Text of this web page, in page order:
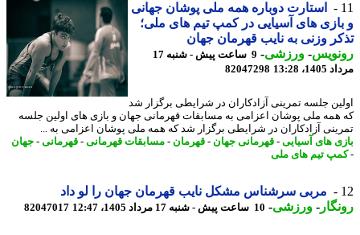
استارت دوباره همه ملی پوشان جهانی
های آسیایی در کمپ تیم های ملی؛
وزنی به نایب قهرمان جهان
-ورزشی-
9 ساعت پیش - شنبه 17
13:28
82047298
جلسه تمرینی آزادکاران در شرایطی برگزار شد
ملی پوشان اعزامی به مسابقات قهرمانی جهان و بازی های اولین جلسه
آزادکاران در شرایطی برگزار شد که همه ملی پوشان اعزامی به ...
های آسیایی-قهرمانی جهان-قهرمان -مسابقات قهرمانی-قهرمانی-جهان
تیم های ملی
مربی سرشناس مشکل نایب قهرمان جهان را لو داد
-ورزشی-10 ساعت پیش - شنبه 17 مرداد 1405، 12:47 82047017